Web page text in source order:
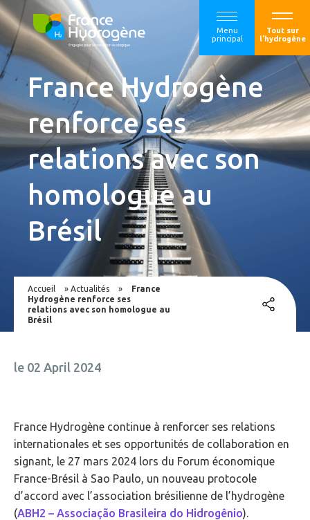
Menu
principal
Tout sur
l'hydrogène
France Hydrogène
renforce ses
relations avec son
homologue au
Brésil
Accueil » Actualités »
France
Hydrogène renforce ses
relations avec son homologue au
Brésil
le 02 April 2024
France Hydrogène continue à renforcer ses relations
internationales et ses opportunités de collaboration en
signant, le 27 mars 2024 lors du Forum économique
France-Brésil à Sao Paulo, un nouveau protocole
d’accord avec l’association brésilienne de l’hydrogène
(ABH2 – Associação Brasileira do Hidrogênio).